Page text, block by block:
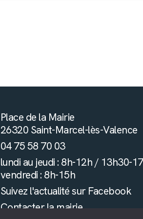
Place de la Mairie
26320 Saint-Marcel-lès-Valence
04 75 58 70 03
lundi au jeudi : 8h-12h / 13h30-
vendredi : 8h-15h
Suivez l'actualité sur Facebook
Contacter la mairie